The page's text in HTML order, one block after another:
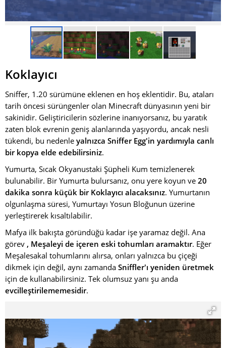
Koklayıcı
Sniffer, 1.20 sürümüne eklenen en hoş eklentidir. Bu, ataları
tarih öncesi sürüngenler olan Minecraft dünyasının yeni bir
sakinidir. Geliştiricilerin sözlerine inanıyorsanız, bu yaratık
zaten blok evrenin geniş alanlarında yaşıyordu, ancak nesli
tükendi, bu nedenle yalnızca Sniffer Egg'in yardımıyla canlı
bir kopya elde edebilirsiniz.
Yumurta, Sıcak Okyanustaki Şüpheli Kum temizlenerek
bulunabilir. Bir Yumurta bulursanız, onu yere koyun ve 20
dakika sonra küçük bir Koklayıcı alacaksınız. Yumurtanın
olgunlaşma süresi, Yumurtayı Yosun Bloğunun üzerine
yerleştirerek kısaltılabilir.
Mafya ilk bakışta göründüğü kadar işe yaramaz değil. Ana
görev , Meşaleyi de içeren eski tohumları aramaktır. Eğer
Meşalesakal tohumlarını alırsa, onları yalnızca bu çiçeği
dikmek için değil, aynı zamanda Sniffler'ı yeniden üretmek
için de kullanabilirsiniz. Tek olumsuz yanı şu anda
evcilleştirilememesidir.